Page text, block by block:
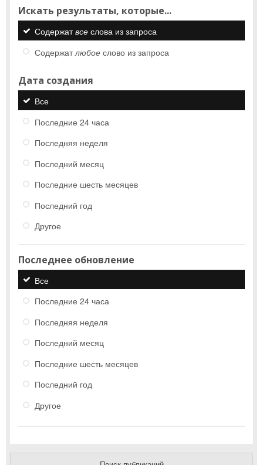
Искать результаты, которые...
Содержатвсе слова из запроса
Содержатлюбое слово из запроса
Дата создания
Все
Последние 24 часа
Последняя неделя
Последний месяц
Последние шесть месяцев
Последний год
Другое
Последнее обновление
Все
Последние 24 часа
Последняя неделя
Последний месяц
Последние шесть месяцев
Последний год
Другое